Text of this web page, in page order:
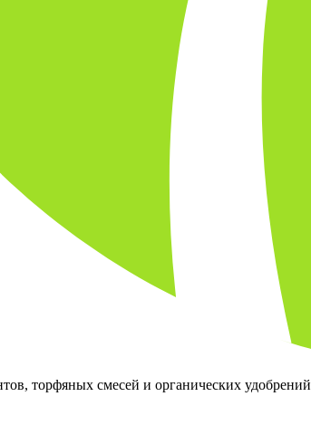
торфяных смесей и органических удобрений